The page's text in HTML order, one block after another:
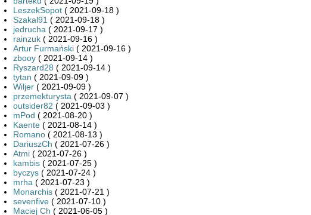
LeszekSopot( 2021-09-18 )
Szakal91 ( 2021-09-18 )
jedrucha ( 2021-09-17 )
rainzuk( 2021-09-16 )
Artur Furmański( 2021-09-16 )
zbooy( 2021-09-14 )
Ryszard28 ( 2021-09-14 )
tytan ( 2021-09-09 )
Wiljer( 2021-09-09 )
przemekturysta ( 2021-09-07 )
outsider82 ( 2021-09-03 )
mPod ( 2021-08-20 )
Kaente( 2021-08-14 )
Romano( 2021-08-13 )
DariuszCh ( 2021-07-26 )
Atmi( 2021-07-26 )
kambis( 2021-07-25 )
byczys( 2021-07-24 )
mrha ( 2021-07-23 )
Monarchis( 2021-07-21 )
sevenfive( 2021-07-10 )
Maciej Ch ( 2021-06-05 )